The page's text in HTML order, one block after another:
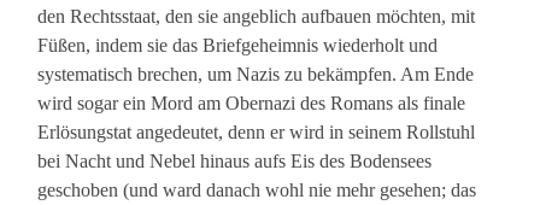
den Rechtsstaat, den sie angeblich aufbauen möchten, mit
Füßen, indem sie das Briefgeheimnis wiederholt und
systematisch brechen, um Nazis zu bekämpfen. Am Ende
wird sogar ein Mord am Obernazi des Romans als finale
Erlösungstat angedeutet, denn er wird in seinem Rollstuhl
bei Nacht und Nebel hinaus aufs Eis des Bodensees
geschoben (und ward danach wohl nie mehr gesehen; das